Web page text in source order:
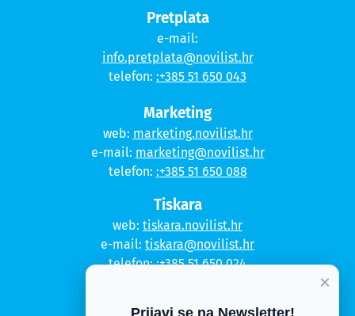
Pretplata
e-mail:
info.pretplata@novilist.hr
telefon: :+385 51 650 043
Marketing
web: marketing.novilist.hr
e-mail: marketing@novilist.hr
telefon: :+385 51 650 088
Tiskara
web: tiskara.novilist.hr
e-mail: tiskara@novilist.hr
telefon::+385 51 650 024
×
Prijavi se na Newsletter!